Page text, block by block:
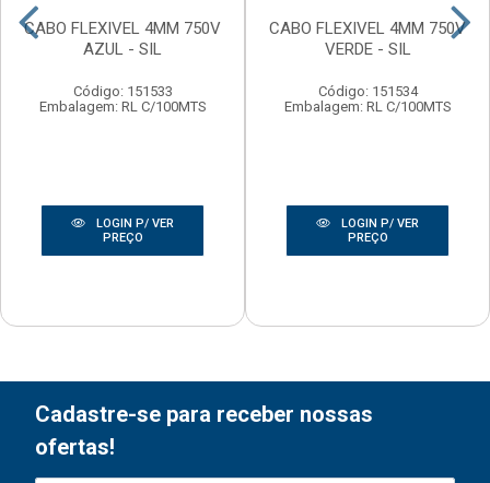
CABO FLEXIVEL 4MM 750V
AZUL - SIL
Código: 151533
Embalagem: RL C/100MTS
LOGIN P/ VER
PREÇO
CABO FLEXIVEL 4MM 750V
VERDE - SIL
Código: 151534
Embalagem: RL C/100MTS
LOGIN P/ VER
PREÇO
Cadastre-se para receber nossas
ofertas!